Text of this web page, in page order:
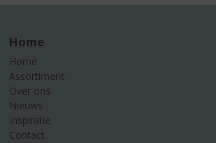
Home
Home
Assortiment
Over ons
Nieuws
Inspiratie
Contact